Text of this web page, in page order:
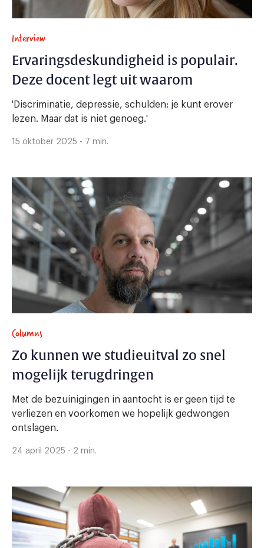
Interview
Ervaringsdeskundigheid is populair.
Deze docent legt uit waarom
'Discriminatie, depressie, schulden: je kunt erover
lezen. Maar dat is niet genoeg.'
15 oktober 2025 - 7 min.
Columns
Zo kunnen we studieuitval zo snel
mogelijk terugdringen
Met de bezuinigingen in aantocht is er geen tijd te
verliezen en voorkomen we hopelijk gedwongen
ontslagen.
24 april 2025 - 2 min.